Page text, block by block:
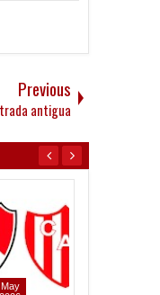
Previous
antigua
Aug